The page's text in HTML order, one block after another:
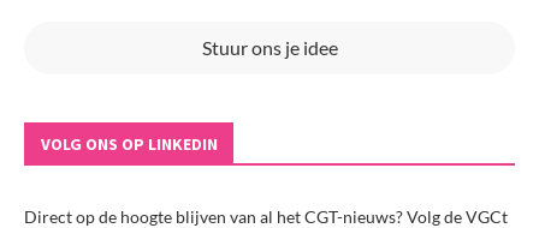
Stuur ons je idee
VOLG ONS OP LINKEDIN
Direct op de hoogte blijven van al het CGT-nieuws? Volg de VGCt